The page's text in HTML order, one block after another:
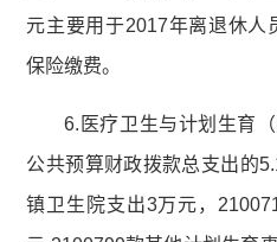
元主要用于2017年离退休人
保险缴费。
6.医疗卫生与计划生育
公共预算财政拨款总支出的
镇卫生院支出3万元，